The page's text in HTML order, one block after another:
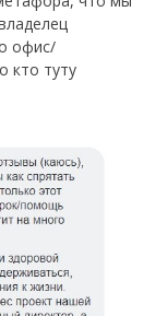
офис/
кто туту